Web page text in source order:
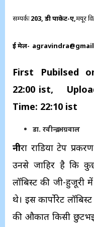
सम्पर्कः203, डी पाकेट-ए,मयूर
ई मेल-
First Pubilsed
22:00 ist,
Time: 22:10 ist
डा. रवीन्द्र अग्रवाल
नीरा राडिया टेप
उनसे जाहिर है कि कुछ
लॉबिस्ट की जी-
थे। इस कार्पोरेट
की औकात किसी